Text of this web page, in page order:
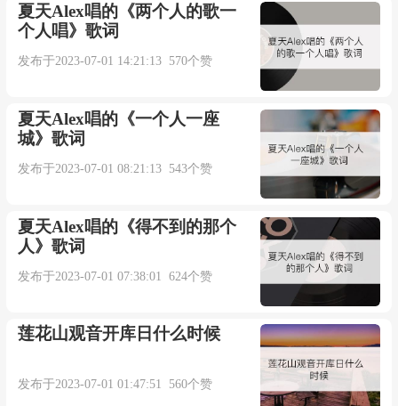
夏天Alex唱的《两个人的歌一
个人唱》歌词
发布于2023-07-01 14:21:13 570个赞
夏天Alex唱的《一个人一座
城》歌词
发布于2023-07-01 08:21:13 543个赞
夏天Alex唱的《得不到的那个
人》歌词
发布于2023-07-01 07:38:01 624个赞
莲花山观音开库日什么时候
发布于2023-07-01 01:47:51 560个赞